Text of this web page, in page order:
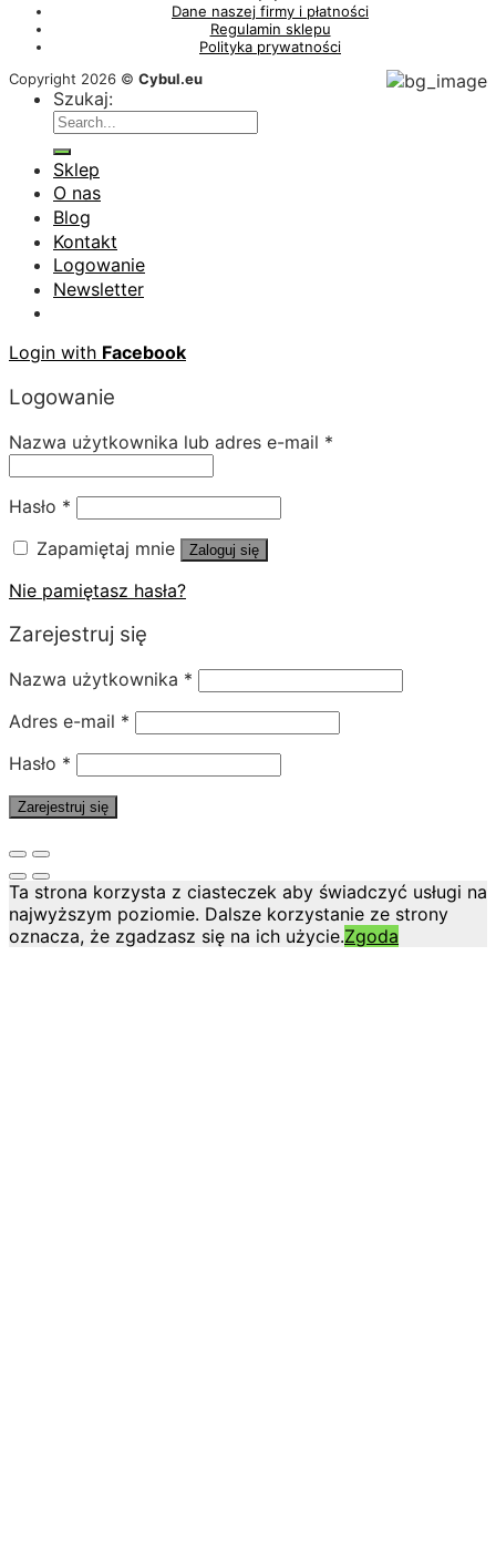
Dane naszej firmy i płatności
Regulamin sklepu
Polityka prywatności
Copyright 2026 © Cybul.eu
Szukaj:
Sklep
O nas
Blog
Kontakt
Logowanie
Newsletter
Login with Facebook
Logowanie
Nazwa użytkownika lub adres e-mail *
Hasło *
Zapamiętaj mnie
Zaloguj się
Nie pamiętasz hasła?
Zarejestruj się
Nazwa użytkownika *
Adres e-mail *
Hasło *
Zarejestruj się
Ta strona korzysta z ciasteczek aby świadczyć usługi na
najwyższym poziomie. Dalsze korzystanie ze strony
oznacza, że zgadzasz się na ich użycie.Zgoda